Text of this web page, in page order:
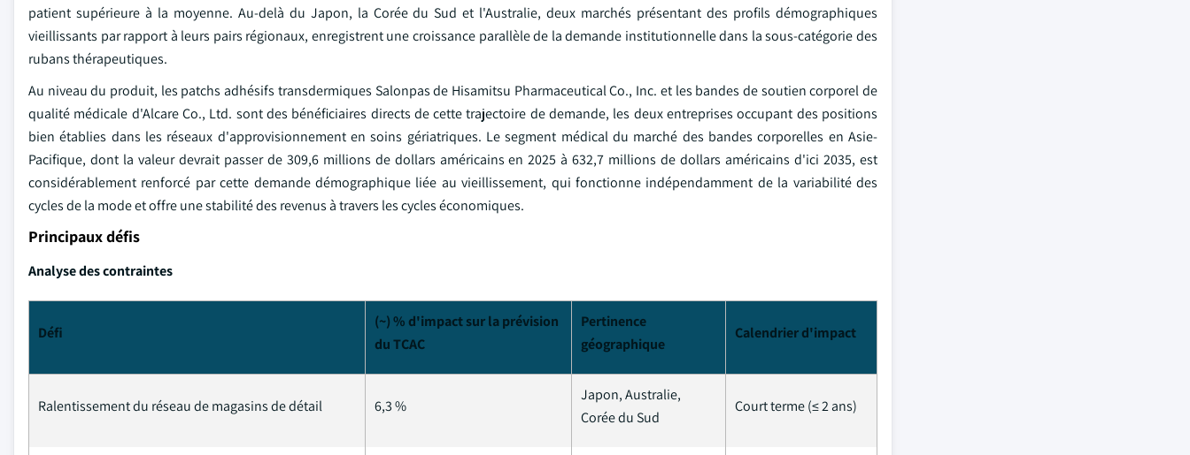
patient supérieure à la moyenne. Au-delà du Japon, la Corée du Sud et l'Australie, deux marchés présentant des profils démographiques
vieillissants par rapport à leurs pairs régionaux, enregistrent une croissance parallèle de la demande institutionnelle dans la sous-catégorie des
rubans thérapeutiques.
Au niveau du produit, les patchs adhésifs transdermiques Salonpas de Hisamitsu Pharmaceutical Co., Inc. et les bandes de soutien corporel de
qualité médicale d'Alcare Co., Ltd. sont des bénéficiaires directs de cette trajectoire de demande, les deux entreprises occupant des positions
bien établies dans les réseaux d'approvisionnement en soins gériatriques. Le segment médical du marché des bandes corporelles en Asie-
Pacifique, dont la valeur devrait passer de 309,6 millions de dollars américains en 2025 à 632,7 millions de dollars américains d'ici 2035, est
considérablement renforcé par cette demande démographique liée au vieillissement, qui fonctionne indépendamment de la variabilité des
cycles de la mode et offre une stabilité des revenus à travers les cycles économiques.
Principaux défis
Analyse des contraintes
Défi
(~) % d'impact sur la prévision
du TCAC
Pertinence
géographique
Calendrier d'impact
Ralentissement du réseau de magasins de détail 6,3 %
Japon, Australie,
Corée du Sud
Court terme (≤ 2 ans)